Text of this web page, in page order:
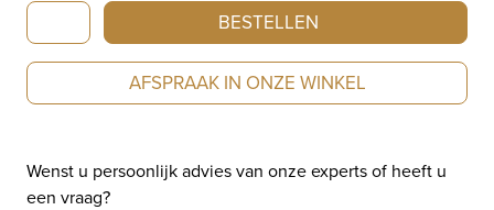
IWC
Portugieser
Automatic
IW358303
BESTELLEN
AFSPRAAK IN ONZE WINKEL
Wenst u persoonlijk advies van onze experts of heeft u
een vraag?